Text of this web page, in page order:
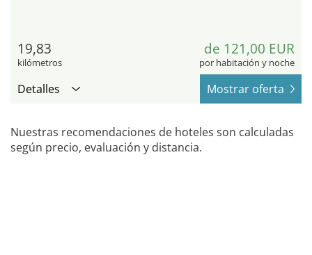
19,83
kilómetros
de 121,00 EUR
por habitación y noche
Detalles Mostrar oferta
Nuestras recomendaciones de hoteles son calculadas
según precio, evaluación y distancia.